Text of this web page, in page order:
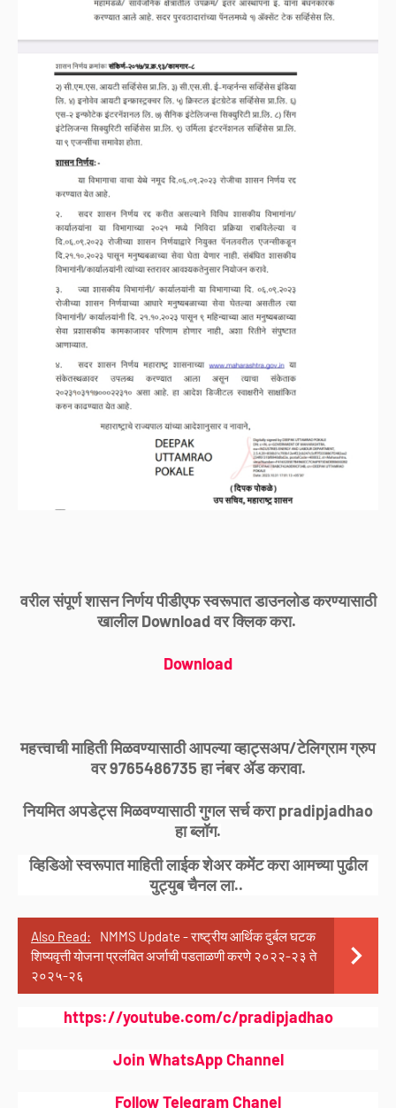
वरील संपूर्ण शासन निर्णय पीडीएफ स्वरूपात डाउनलोड करण्यासाठी
खालील Download वर क्लिक करा.
Download
महत्त्वाची माहिती मिळवण्यासाठी आपल्या व्हाट्सअप/टेलिग्राम ग्रुप
वर 9765486735 हा नंबर ॲड करावा.
नियमित अपडेट्स मिळवण्यासाठी गुगल सर्च करा pradipjadhao
हा ब्लॉग.
व्हिडिओ स्वरूपात माहिती लाईक शेअर कमेंट करा आमच्या पुढील
युट्युब चैनल ला..
Also Read:
NMMS Update - राष्ट्रीय आर्थिक दुर्बल घटक
शिष्यवृत्ती योजना प्रलंबित अर्जाची पडताळणी करणे २०२२-२३ ते
२०२५-२६
https://youtube.com/c/pradipjadhao
Join WhatsApp Channel
Follow Telegram Chanel